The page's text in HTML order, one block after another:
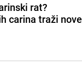
rat?
carina traži nove